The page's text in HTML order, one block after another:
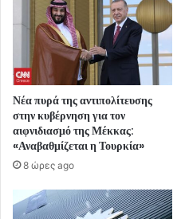
Νέα πυρά της αντιπολίτευσης
στην κυβέρνηση για τον
αιφνιδιασμό της Μέκκας:
«Αναβαθμίζεται η Τουρκία»
8 ώρες ago